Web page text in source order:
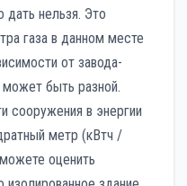
дать нельзя. Это
газа в данном месте
от завода-
быть разной.
сооружения в энергии
метр (кВтч /
оценить